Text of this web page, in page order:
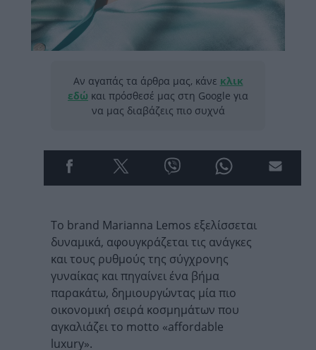
Αν αγαπάς τα άρθρα μας, κάνε κλικ
εδώ και πρόσθεσέ μας στη Google για
να μας διαβάζεις πιο συχνά
Το brand Marianna Lemos εξελίσσεται
δυναμικά, αφουγκράζεται τις ανάγκες
και τους ρυθμούς της σύγχρονης
γυναίκας και πηγαίνει ένα βήμα
παρακάτω, δημιουργώντας μία πιο
οικονομική σειρά κοσμημάτων που
αγκαλιάζει το motto «affordable
luxury».